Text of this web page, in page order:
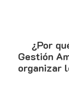
¿Por
Gestión
organizar